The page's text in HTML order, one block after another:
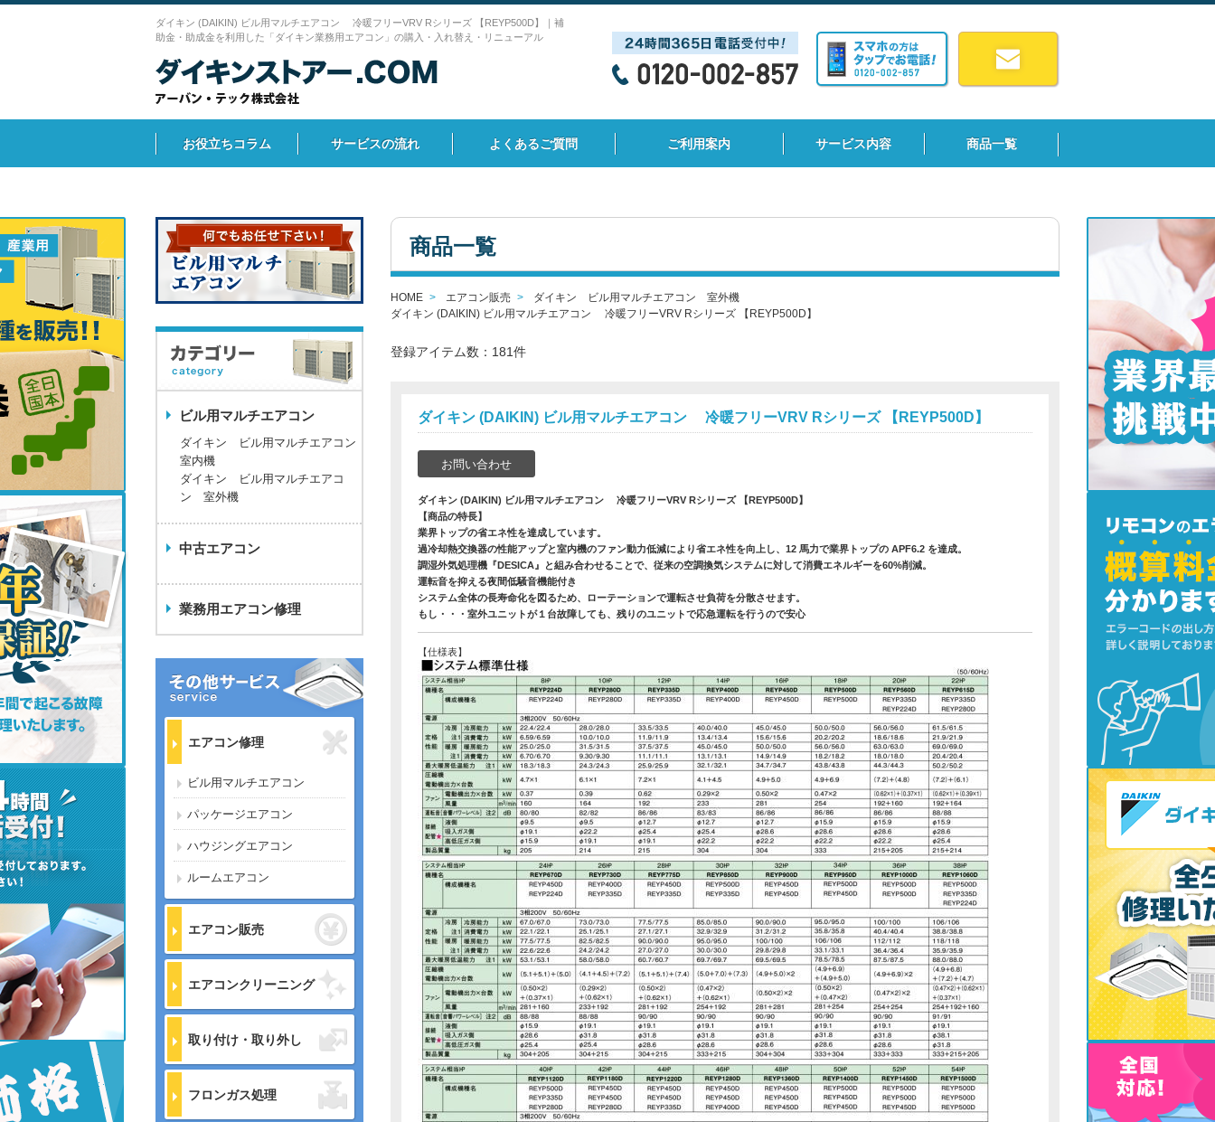
ダイキン (DAIKIN) ビル用マルチエアコン 冷暖フリーVRV Rシリーズ 【REYP500D】｜補
助金・助成金を利用した「ダイキン業務用エアコン」の購入・入れ替え・リニューアル
お役立ちコラム サービスの流れ よくあるご質問 ご利用案内 サービス内容 商品一覧
商品一覧
HOME エアコン販売
ダイキン ビル用マルチエアコン 室外機
ダイキン (DAIKIN) ビル用マルチエアコン 冷暖フリーVRV Rシリーズ 【REYP500D】
登録アイテム数：181件
ダイキン (DAIKIN) ビル用マルチエアコン 冷暖フリーVRV Rシリーズ 【REYP500D】
お問い合わせ
ダイキン (DAIKIN) ビル用マルチエアコン 冷暖フリーVRV Rシリーズ 【REYP500D】
【商品の特長】
業界トップの省エネ性を達成しています。
過冷却熱交換器の性能アップと室内機のファン動力低減により省エネ性を向上し、12 馬力で業界トップの APF6.2 を達成。
調湿外気処理機『DESICA』と組み合わせることで、従来の空調換気システムに対して消費エネルギーを60%削減。
運転音を抑える夜間低騒音機能付き
システム全体の長寿命化を図るため、ローテーションで運転させ負荷を分散させます。
もし・・・室外ユニットが１台故障しても、残りのユニットで応急運転を行うので安心
【仕様表】
ビル用マルチエアコン
ダイキン ビル用マルチエアコン
室内機
ダイキン ビル用マルチエアコ
ン 室外機
中古エアコン
業務用エアコン修理
エアコン修理
ビル用マルチエアコン
パッケージエアコン
ハウジングエアコン
ルームエアコン
エアコン販売
エアコンクリーニング
取り付け・取り外し
フロンガス処理